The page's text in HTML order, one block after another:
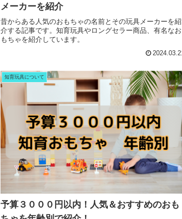
メーカーを紹介
昔からある人気のおもちゃの名前とその玩具メーカーを紹
介する記事です。知育玩具やロングセラー商品、有名なお
もちゃを紹介しています。
知育玩具について
予算３０００円以内！人気＆おすすめのおも